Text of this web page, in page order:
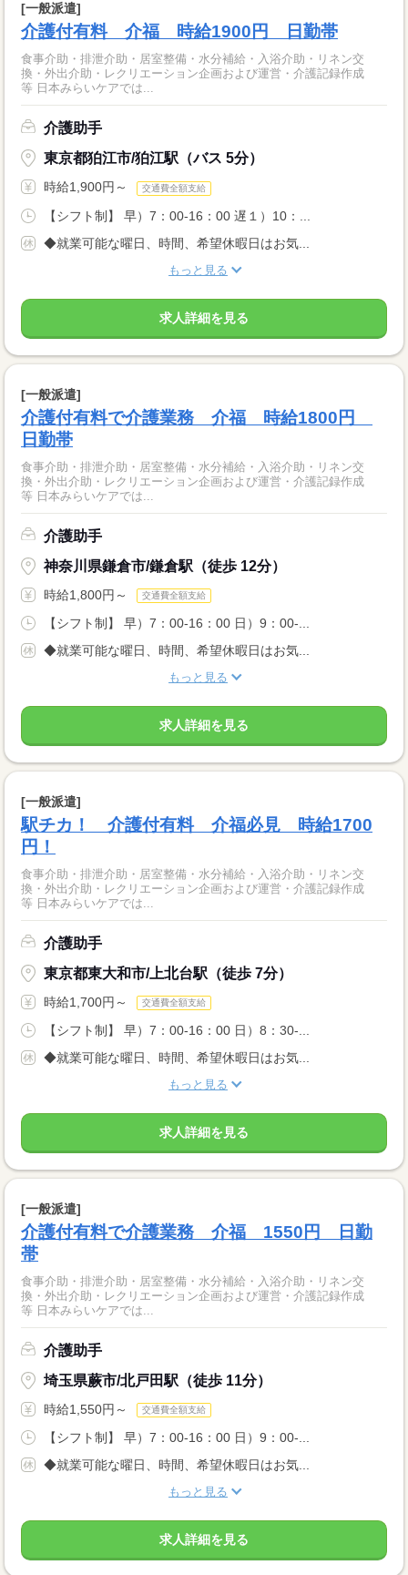
[一般派遣]
介護付有料 介福 時給1900円 日勤帯
食事介助・排泄介助・居室整備・水分補給・入浴介助・リネン交
換・外出介助・レクリエーション企画および運営・介護記録作成
等 日本みらいケアでは...
介護助手
東京都狛江市/狛江駅（バス 5分）
時給1,900円～ 交通費全額支給
【シフト制】 早）7：00-16：00 遅１）10：...
◆就業可能な曜日、時間、希望休暇日はお気...
もっと見る
求人詳細を見る
[一般派遣]
介護付有料で介護業務 介福 時給1800円
日勤帯
食事介助・排泄介助・居室整備・水分補給・入浴介助・リネン交
換・外出介助・レクリエーション企画および運営・介護記録作成
等 日本みらいケアでは...
介護助手
神奈川県鎌倉市/鎌倉駅（徒歩 12分）
時給1,800円～ 交通費全額支給
【シフト制】 早）7：00-16：00 日）9：00-...
◆就業可能な曜日、時間、希望休暇日はお気...
もっと見る
求人詳細を見る
[一般派遣]
駅チカ！ 介護付有料 介福必見 時給1700
円！
食事介助・排泄介助・居室整備・水分補給・入浴介助・リネン交
換・外出介助・レクリエーション企画および運営・介護記録作成
等 日本みらいケアでは...
介護助手
東京都東大和市/上北台駅（徒歩 7分）
時給1,700円～ 交通費全額支給
【シフト制】 早）7：00-16：00 日）8：30-...
◆就業可能な曜日、時間、希望休暇日はお気...
もっと見る
求人詳細を見る
[一般派遣]
介護付有料で介護業務 介福 1550円 日勤
帯
食事介助・排泄介助・居室整備・水分補給・入浴介助・リネン交
換・外出介助・レクリエーション企画および運営・介護記録作成
等 日本みらいケアでは...
介護助手
埼玉県蕨市/北戸田駅（徒歩 11分）
時給1,550円～ 交通費全額支給
【シフト制】 早）7：00-16：00 日）9：00-...
◆就業可能な曜日、時間、希望休暇日はお気...
もっと見る
求人詳細を見る